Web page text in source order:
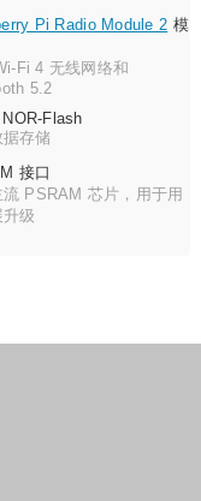
Pi Radio Module 2 模
Fi 4 无线网络和
5.2
Flash
存储
接口
PSRAM 芯片，用于用
升级